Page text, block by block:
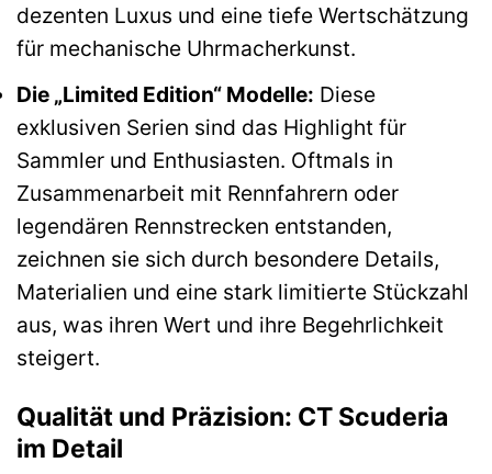
dezenten Luxus und eine tiefe Wertschätzung
für mechanische Uhrmacherkunst.
Die „Limited Edition“ Modelle: Diese
exklusiven Serien sind das Highlight für
Sammler und Enthusiasten. Oftmals in
Zusammenarbeit mit Rennfahrern oder
legendären Rennstrecken entstanden,
zeichnen sie sich durch besondere Details,
Materialien und eine stark limitierte Stückzahl
aus, was ihren Wert und ihre Begehrlichkeit
steigert.
Qualität und Präzision: CT Scuderia
im Detail